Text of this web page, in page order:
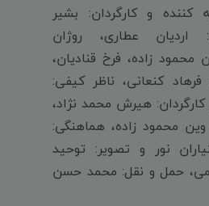
کننده و کارگردان: بشیر
اردیان عطاری، روژان
زاده، فرخ قنادیان،
فرهاد کنعانی، ناظر کیفی:
کارگردان: هیرش محمد نژاد،
محمود زاده، هماهنگی:
نور و تصویر: توحید
حمل و نقل: محمد حسن